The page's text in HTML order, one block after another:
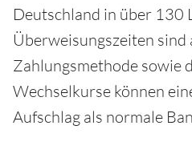
Deutschland in über 130
Überweisungszeiten sind
Zahlungsmethode sowie
Wechselkurse können
Aufschlag als normale